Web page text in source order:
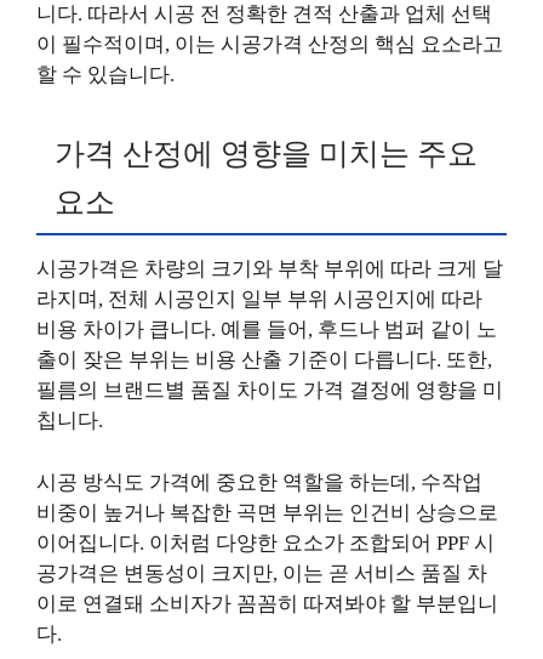
니다. 따라서 시공 전 정확한 견적 산출과 업체 선택
이 필수적이며, 이는 시공가격 산정의 핵심 요소라고
할 수 있습니다.
가격 산정에 영향을 미치는 주요
요소
시공가격은 차량의 크기와 부착 부위에 따라 크게 달
라지며, 전체 시공인지 일부 부위 시공인지에 따라
비용 차이가 큽니다. 예를 들어, 후드나 범퍼 같이 노
출이 잦은 부위는 비용 산출 기준이 다릅니다. 또한,
필름의 브랜드별 품질 차이도 가격 결정에 영향을 미
칩니다.
시공 방식도 가격에 중요한 역할을 하는데, 수작업
비중이 높거나 복잡한 곡면 부위는 인건비 상승으로
이어집니다. 이처럼 다양한 요소가 조합되어 PPF 시
공가격은 변동성이 크지만, 이는 곧 서비스 품질 차
이로 연결돼 소비자가 꼼꼼히 따져봐야 할 부분입니
다.